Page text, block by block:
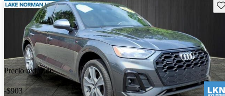
Precio reducido
-$903